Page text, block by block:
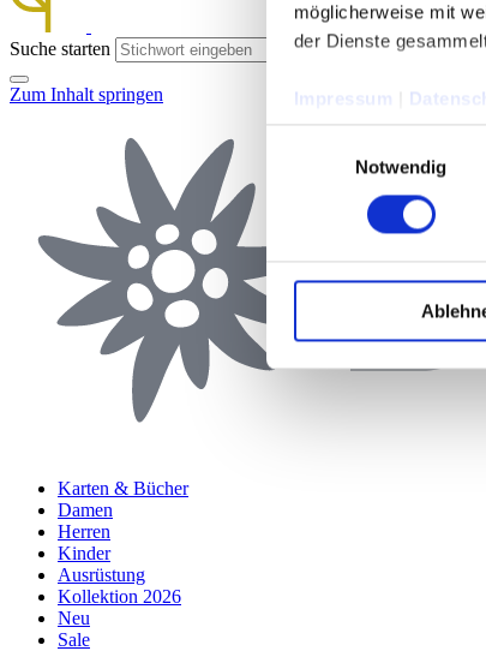
möglicherweise mit
der Dienste
Impressum
Notwendig
Suche starten
Zum Inhalt springen
Karten & Bücher
Damen
Herren
Kinder
Ausrüstung
Kollektion 2026
Neu
Sale